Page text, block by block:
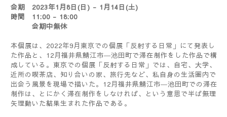
会期 2023年1月8日(日) - 1月14日(土)
時間 11:00 - 18:00
会期中無休
本個展は、 2022年9月東京での個展「反射する日常」にて発表し
た作品と、 12月福井県鯖江市―池田町で滞在制作をした作品で構
成している。東京での個展「反射する日常」では、自宅、大学、
近所の喫茶店、知り合いの家、旅行先など、私自身の生活圏内で
出会う風景を現場で描いた。 12月福井県鯖江市―池田町での滞在
制作は、とにかく滞在制作をしなければ、という意思で半ば無理
矢理動いた結果生まれた作品である。